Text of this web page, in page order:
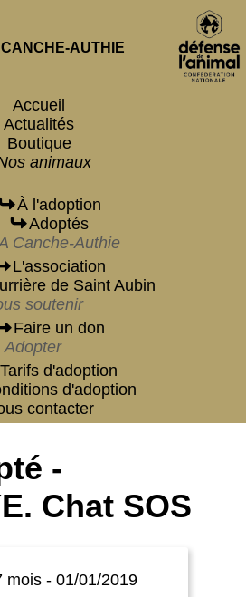
CANCHE-AUTHIE
Accueil
Actualités
Boutique
animaux
À l'adoption
Adoptés
Canche-Authie
L'association
de Saint Aubin
soutenir
Faire un don
Adopter
d'adoption
d'adoption
contacter
-
Chat SOS
mois - 01/01/2019